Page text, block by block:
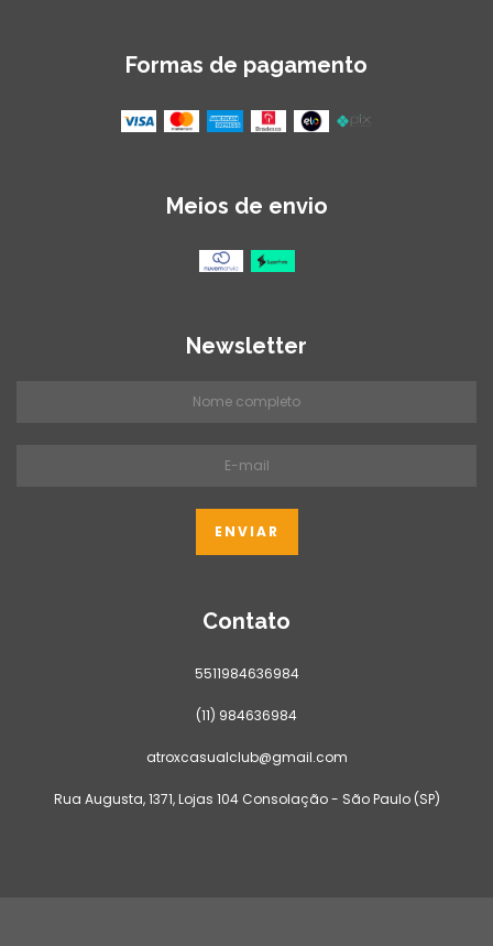
Formas de pagamento
Meios de envio
Newsletter
Contato
5511984636984
(11) 984636984
atroxcasualclub@gmail.com
Rua Augusta, 1371, Lojas 104 Consolação - São Paulo (SP)